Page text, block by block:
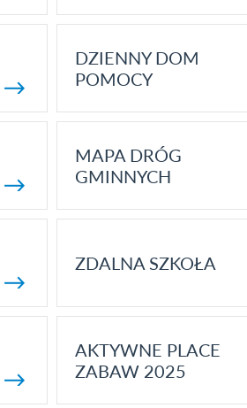
DZIENNY DOM
POMOCY
MAPA DRÓG
GMINNYCH
ZDALNA SZKOŁA
AKTYWNE PLACE
ZABAW 2025